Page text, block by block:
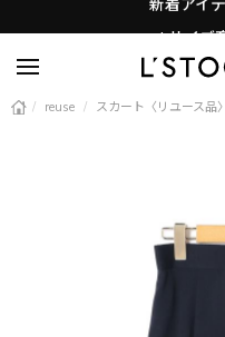
新着アイ
/ reuse / スカート〈リユース品〉